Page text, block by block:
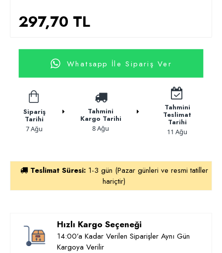
297,70 TL
Whatsapp İle Sipariş Ver
Sipariş
Tarihi
7 Ağu
Tahmini
Kargo Tarihi
8 Ağu
Tahmini
Teslimat
Tarihi
11 Ağu
Teslimat Süresi: 1-3 gün (Pazar günleri ve resmi tatiller
hariçtir)
Hızlı Kargo Seçeneği
14:00’a Kadar Verilen Siparişler Aynı Gün
Kargoya Verilir